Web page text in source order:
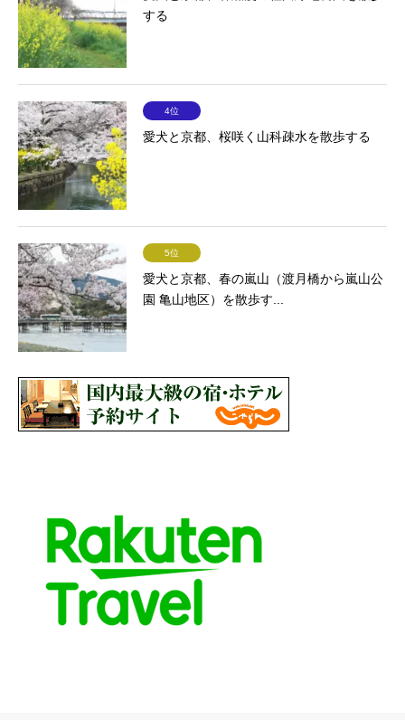
する
4位
愛犬と京都、桜咲く山科疎水を散歩する
5位
愛犬と京都、春の嵐山（渡月橋から嵐山公
園 亀山地区）を散歩す...